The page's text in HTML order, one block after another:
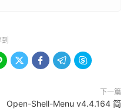
   
下一篇
Open-Shell-Menu v4.4.164 简